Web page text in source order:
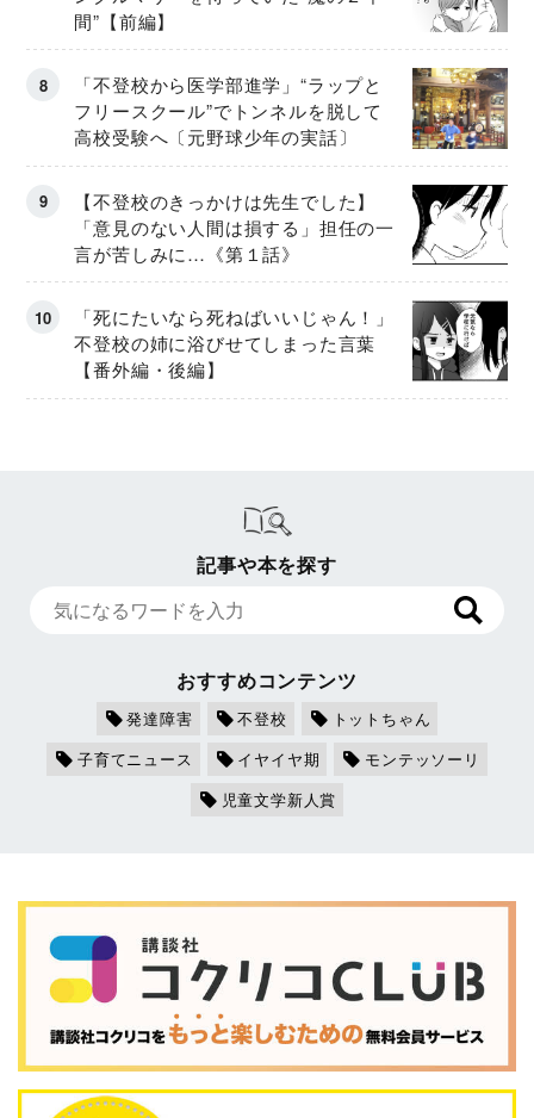
間”【前編】
「不登校から医学部進学」“ラップと
フリースクール”でトンネルを脱して
高校受験へ〔元野球少年の実話〕
【不登校のきっかけは先生でした】
「意見のない人間は損する」担任の一
言が苦しみに…《第１話》
「死にたいなら死ねばいいじゃん！」
不登校の姉に浴びせてしまった言葉
【番外編・後編】
記事や本を探す
おすすめコンテンツ
発達障害 不登校
トットちゃん
子育てニュース
イヤイヤ期
モンテッソーリ
児童文学新人賞